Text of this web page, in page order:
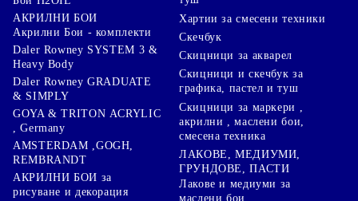
АКРИЛНИ БОИ
Акрилни Бои - комплекти
Daler Rowney SYSTEM 3 &
Heavy Body
Daler Rowney GRADUATE
& SIMPLY
GOYA & TRITON АCRYLIC
, Germany
AMSTERDAM ,GOGH,
REMBRANDT
АКРИЛНИ БОИ за
рисуване и декорация
Хартии за смесени техники
Скечбук
Скицници за акварел
Скицници и скечбук за
графика, пастел и туш
Скицници за маркери ,
акрилни , маслени бои,
смесена техника
ЛАКОВЕ, МЕДИУМИ,
ГРУНДОВЕ, ПАСТИ
Лакове и медиуми за
маслени бои